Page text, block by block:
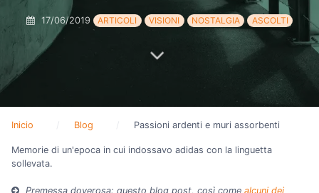
17/06/2019 ARTICOLI VISIONI NOSTALGIA ASCOLTI
Inicio Blog Passioni ardenti e muri assorbenti
Memorie di un'epoca in cui indossavo adidas con la linguetta
sollevata.
Premessa doverosa: questo blog post, così come alcuni dei